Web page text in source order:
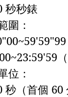
秒秒錶
圍：
（
位：
秒（首個 60